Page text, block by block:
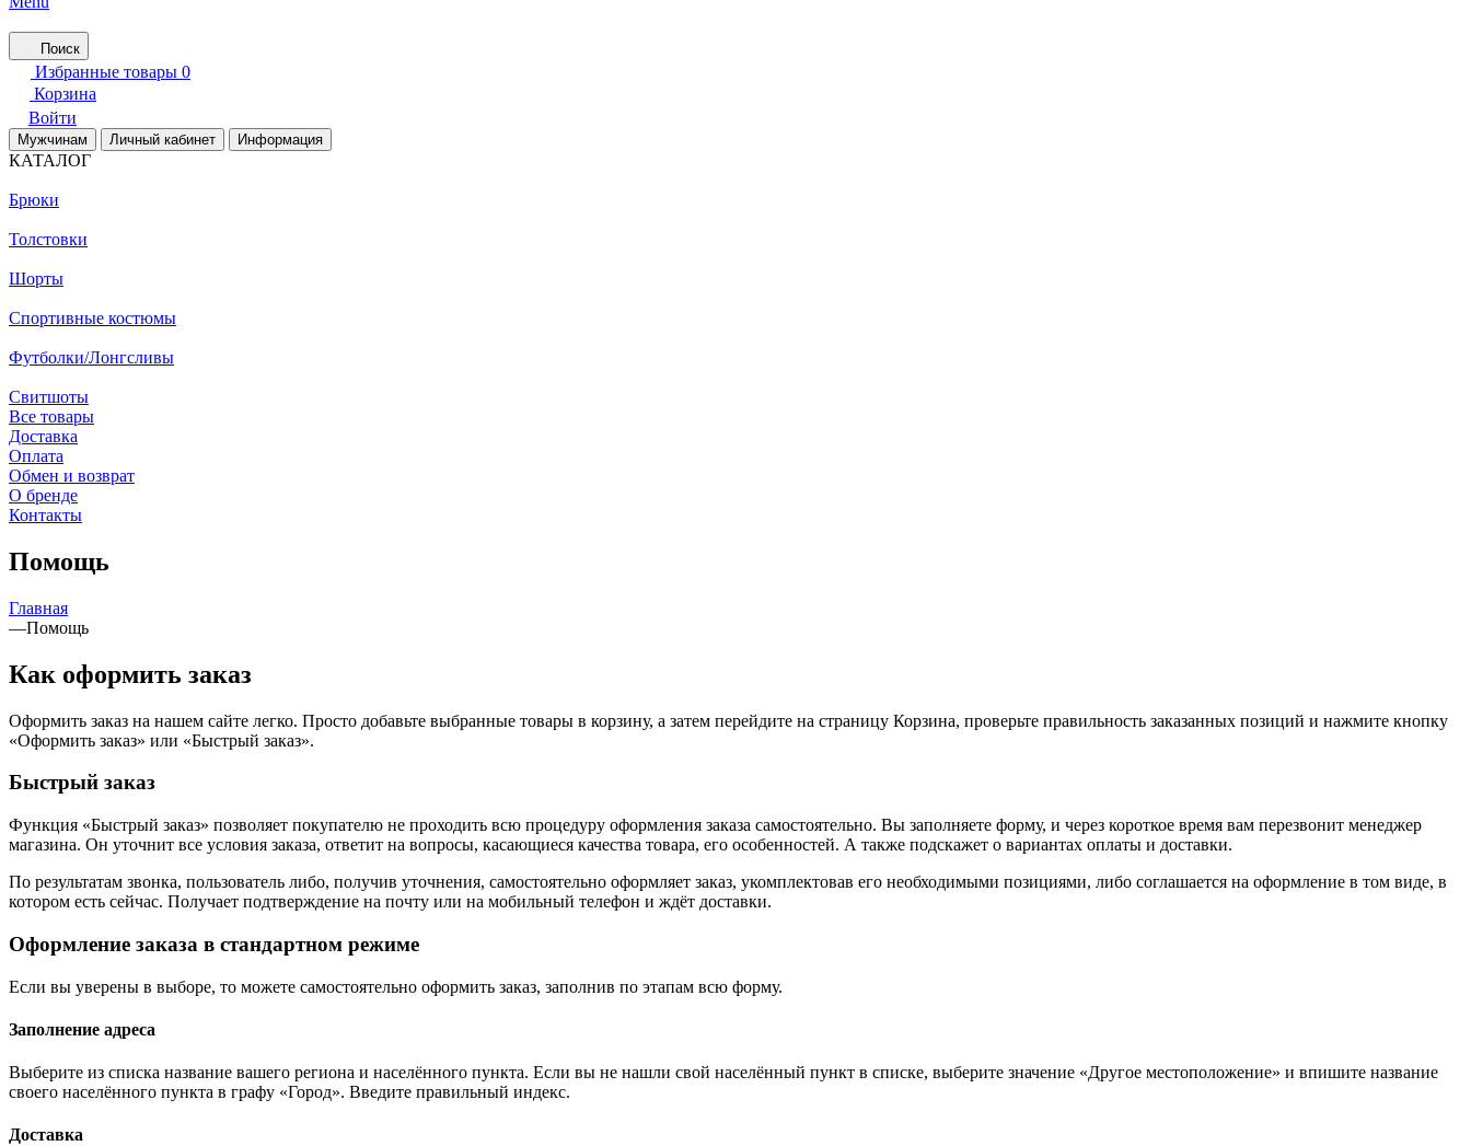
Поиск
Избранные товары 0
Корзина
Войти
Мужчинам Личный кабинет Информация
КАТАЛОГ
Брюки
Толстовки
Шорты
Спортивные костюмы
Футболки/Лонгсливы
Свитшоты
Все товары
Доставка
Оплата
Обмен и возврат
О бренде
Контакты
Помощь
Главная
—Помощь
Как оформить заказ
Оформить заказ на нашем сайте легко. Просто добавьте выбранные товары в корзину, а затем перейдите на страницу Корзина, проверьте правильность заказанных позиций и нажмите кнопку
«Оформить заказ» или «Быстрый заказ».
Быстрый заказ
Функция «Быстрый заказ» позволяет покупателю не проходить всю процедуру оформления заказа самостоятельно. Вы заполняете форму, и через короткое время вам перезвонит менеджер
магазина. Он уточнит все условия заказа, ответит на вопросы, касающиеся качества товара, его особенностей. А также подскажет о вариантах оплаты и доставки.
По результатам звонка, пользователь либо, получив уточнения, самостоятельно оформляет заказ, укомплектовав его необходимыми позициями, либо соглашается на оформление в том виде, в
котором есть сейчас. Получает подтверждение на почту или на мобильный телефон и ждёт доставки.
Оформление заказа в стандартном режиме
Если вы уверены в выборе, то можете самостоятельно оформить заказ, заполнив по этапам всю форму.
Заполнение адреса
Выберите из списка название вашего региона и населённого пункта. Если вы не нашли свой населённый пункт в списке, выберите значение «Другое местоположение» и впишите название
своего населённого пункта в графу «Город». Введите правильный индекс.
Доставка